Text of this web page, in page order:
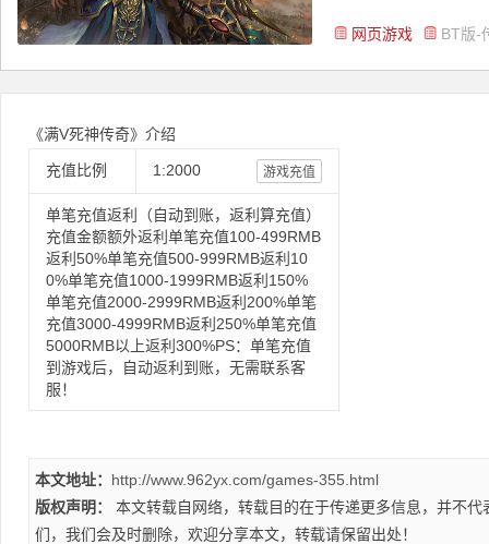
网页游戏 BT版-
《满V死神传奇》介绍
充值比例 1:2000 游戏充值
单笔充值返利（自动到账，返利算充值）
充值金额额外返利单笔充值100-499RMB
返利50%单笔充值500-999RMB返利10
0%单笔充值1000-1999RMB返利150%
单笔充值2000-2999RMB返利200%单笔
充值3000-4999RMB返利250%单笔充值
5000RMB以上返利300%PS：单笔充值
到游戏后，自动返利到账，无需联系客
服！
本文地址： http://www.962yx.com/games-355.html
版权声明：
本文转载自网络，转载目的在于传递更多信息，并不
们，我们会及时删除，欢迎分享本文，转载请保留出处！